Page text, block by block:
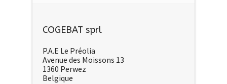
COGEBAT sprl
P.A.E Le Préolia
Avenue des Moissons 13
1360 Perwez
Belgique